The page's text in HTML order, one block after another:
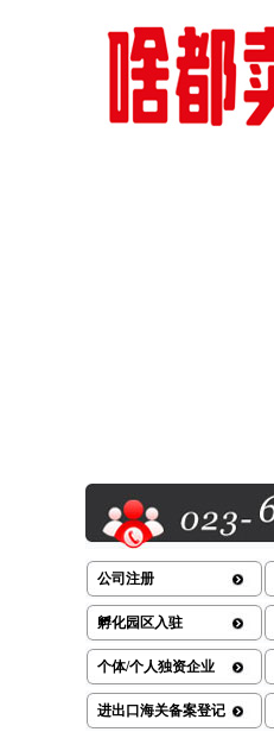
公司注册
孵化园区入驻
个体/个人独资企业
进出口海关备案登记